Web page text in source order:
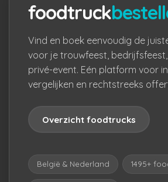
foodtruck
Vind en boek eenvoudig de
voor je trouwfeest,
privé-event. Eén platform voor
vergelijken en rechtstreeks
Overzicht foodtrucks
België & Nederland 1495+